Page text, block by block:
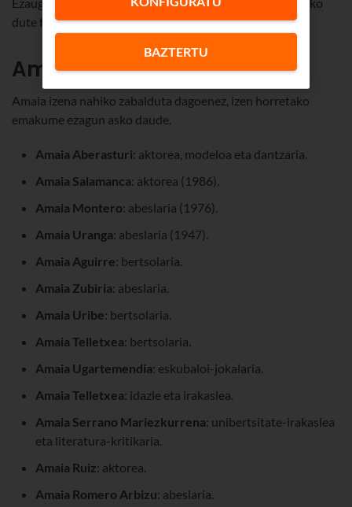
dutefamilia-giroa, etamaitekorraketagertukoakdira.
Amaia izeneko emakumeak
Amaia izena nahiko zabalduta dagoenez, izen horretako
emakume ezagun asko daude.
Amaia Aberasturi: aktorea, modeloa eta dantzaria.
Amaia Salamanca: aktorea (1986).
Amaia Montero: abeslaria (1976).
Amaia Uranga: abeslaria (1947).
Amaia Aguirre: bertsolaria.
Amaia Zubiria: abeslaria.
Amaia Uribe: bertsolaria.
Amaia Telletxea: bertsolaria.
Amaia Ugartemendia: eskubaloi-jokalaria.
Amaia Telletxea: idazle eta irakaslea.
Amaia Serrano Mariezkurrena: unibertsitate-irakaslea
eta literatura-kritikaria.
Amaia Ruiz: aktorea.
Amaia Romero Arbizu: abeslaria.
BAZTERTU